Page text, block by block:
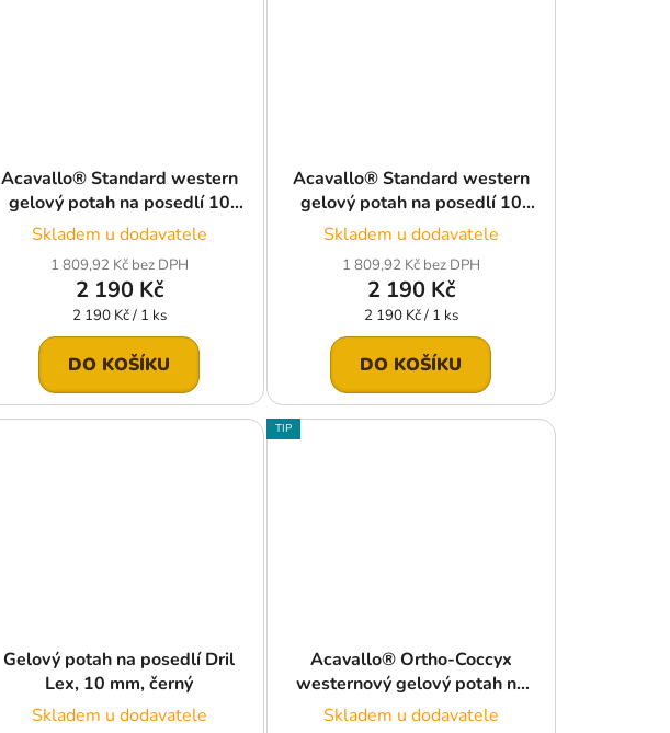
Acavallo® Standard western
gelový potah na posedlí 10
mm Classic Gel s Dri-Lex,
Skladem u dodavatele
1 809,92 Kč bez DPH
2 190 Kč
Měrná
cena:
2 190 Kč / 1 ks
DO KOŠÍKU
Acavallo® Standard western
gelový potah na posedlí 10
mm Classic Gel s Dri-Lex,
Skladem u dodavatele
1 809,92 Kč bez DPH
2 190 Kč
Měrná
cena:
2 190 Kč / 1 ks
DO KOŠÍKU
Gelový potah na posedlí Dril
Lex, 10 mm, černý
Skladem u dodavatele
TIP
Acavallo® Ortho-Coccyx
westernový gelový potah na
posedlí s Dri-Lex,hnědý
Skladem u dodavatele